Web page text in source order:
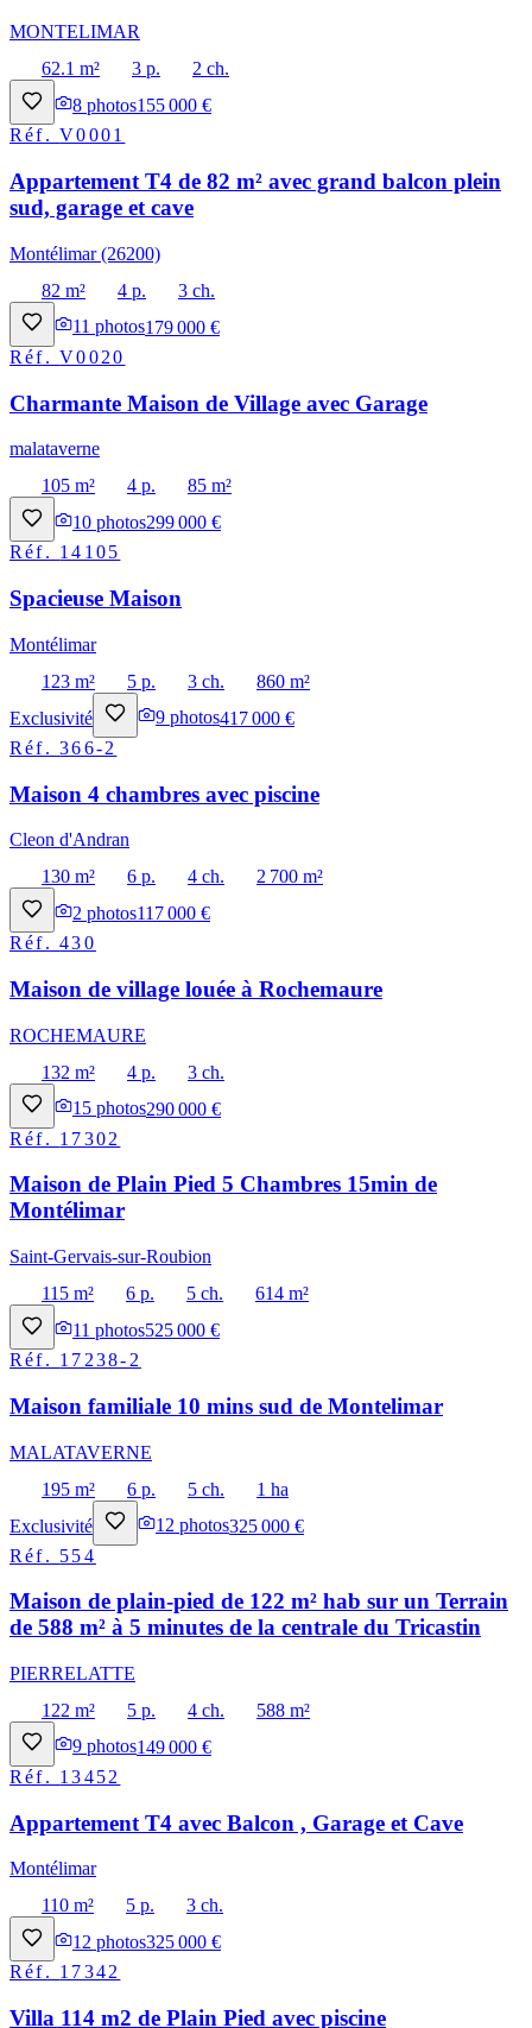
MONTELIMAR
62.1 m²
3 p.
2 ch.
8 photos155 000 €
Réf.V0001
Appartement T4 de 82 m² avec grand balcon plein
sud, garage et cave
Montélimar (26200)
82 m²
4 p.
3 ch.
11 photos179 000 €
Réf.V0020
Charmante Maison de Village avec Garage
malataverne
105 m²
4 p.
85 m²
10 photos299 000 €
Réf. 14105
Spacieuse Maison
Montélimar
123 m²
5 p. 3 ch.
860 m²
Exclusivité
9 photos417 000 €
Réf.366-2
Maison 4 chambres avec piscine
Cleon d'Andran
130 m²
6 p. 4 ch.
2 700 m²
2 photos117 000 €
Réf.430
Maison de village louée à Rochemaure
ROCHEMAURE
132 m²
4 p.
3 ch.
15 photos290 000 €
Réf. 17302
Maison de Plain Pied 5 Chambres 15min de
Montélimar
Saint-Gervais-sur-Roubion
115 m²
6 p. 5 ch.
614 m²
11 photos525 000 €
Réf. 17238-2
Maison familiale 10 mins sud de Montelimar
MALATAVERNE
195 m²
6 p. 5 ch.
1 ha
Exclusivité
12 photos325 000 €
Réf. 554
Maison de plain-pied de 122 m² hab sur un Terrain
de 588 m² à 5 minutes de la centrale du Tricastin
PIERRELATTE
122 m²
5 p. 4 ch.
588 m²
9 photos149 000 €
Réf. 13452
Appartement T4 avec Balcon , Garage et Cave
Montélimar
110 m²
5 p.
3 ch.
12 photos325 000 €
Réf. 17342
Villa 114 m2 de Plain Pied avec piscine